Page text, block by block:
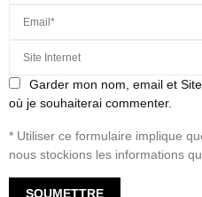
Garder mon nom, email et
où je souhaiterai commenter.
* Utiliser ce formulaire implique
nous stockions les informations